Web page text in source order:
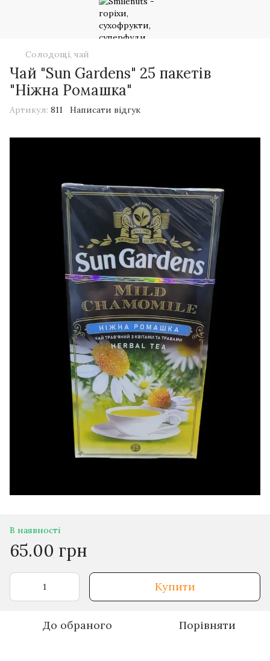
Солодощі, чай
Чай "Sun Gardens" 25 пакетів
"Ніжна Ромашка"
Артикул: 811 Написати відгук
В наявності
65.00 грн
Купити
До обраного Порівняти